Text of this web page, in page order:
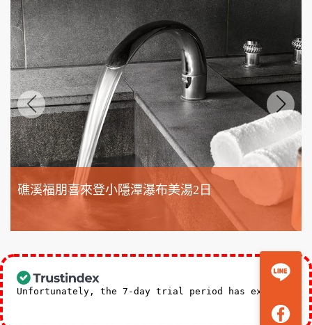
礁溪福朋喜來登小隱潭瀑布美湯2日
NT$ 3,588 起
Unfortunately, the 7-day trial period has expired.